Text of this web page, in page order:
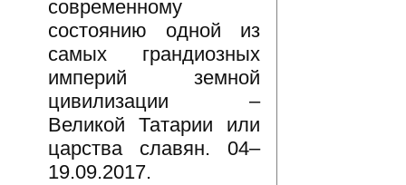
современному
состоянию одной из
самых грандиозных
империй земной
цивилизации –
Великой Татарии или
царства славян. 04–
19.09.2017.